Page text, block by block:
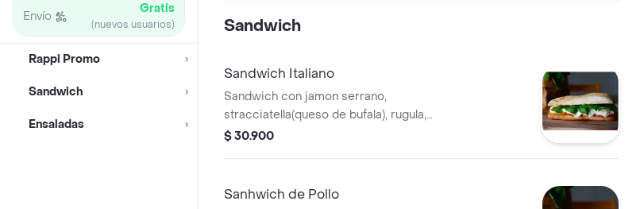
Envío Gratis
(nuevos usuarios)
Rappi Promo
Sandwich
Ensaladas
Sandwich
Sandwich Italiano
Sandwich con jamon serrano,
stracciatella(queso de bufala), rugula,
tomate, pesto y vinagra blasamico.
$ 30.900
Sanhwich de Pollo